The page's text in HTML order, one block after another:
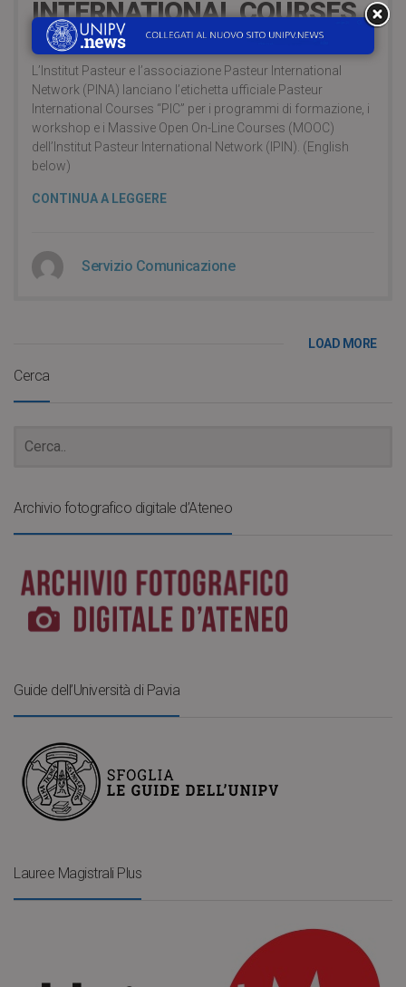
INTERNATIONAL COURSES
(PIC) LABEL
L’Institut Pasteur e l’associazione Pasteur International
Network (PINA) lanciano l’etichetta ufficiale Pasteur
International Courses “PIC” per i programmi di formazione, i
workshop e i Massive Open On-Line Courses (MOOC)
dell’Institut Pasteur International Network (IPIN). (English
below)
CONTINUA A LEGGERE
Servizio Comunicazione
LOAD MORE
Cerca
Archivio fotografico digitale d’Ateneo
Guide dell’Università di Pavia
Lauree Magistrali Plus